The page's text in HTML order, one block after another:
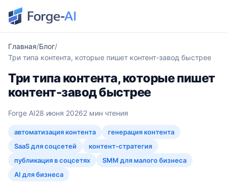
Главная Блог
Три типа контента, которые пишет контент-завод быстрее
Три типа контента, которые пишет
контент-завод быстрее
Forge AI28 июня 20262 мин чтения
автоматизация контента
генерация контента
SaaS для соцсетей
контент-стратегия
публикация в соцсетях
SMM для малого бизнеса
AI для бизнеса